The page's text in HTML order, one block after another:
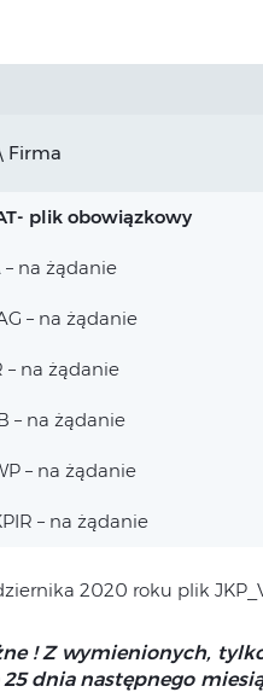
Firma
plik obowiązkowy
– na żądanie
– na żądanie
– na żądanie
– na żądanie
– na żądanie
– na żądanie
2020 roku plik
! Z wymienionych,
25 dnia następnego